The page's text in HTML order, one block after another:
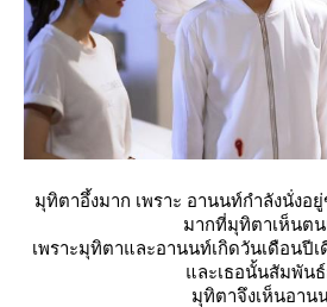
มุทิตาอึ้งมาก เพราะ อานนท์กำลังนั่งอ
มากที่มุทิตาเห็นตน
เพราะมุทิตาและอานนท์เกิดวันเดือนปี
ละเธอนั้นสัมพัน
มุทิตาจึงเห็นอาน